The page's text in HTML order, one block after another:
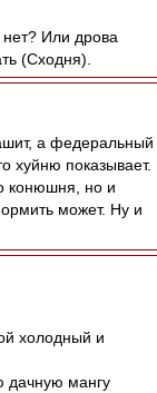
Или дрова
(Сходня).
а федеральный
хуйню показывает.
конюшня, но и
может. Ну и
холодный и
дачную мангу